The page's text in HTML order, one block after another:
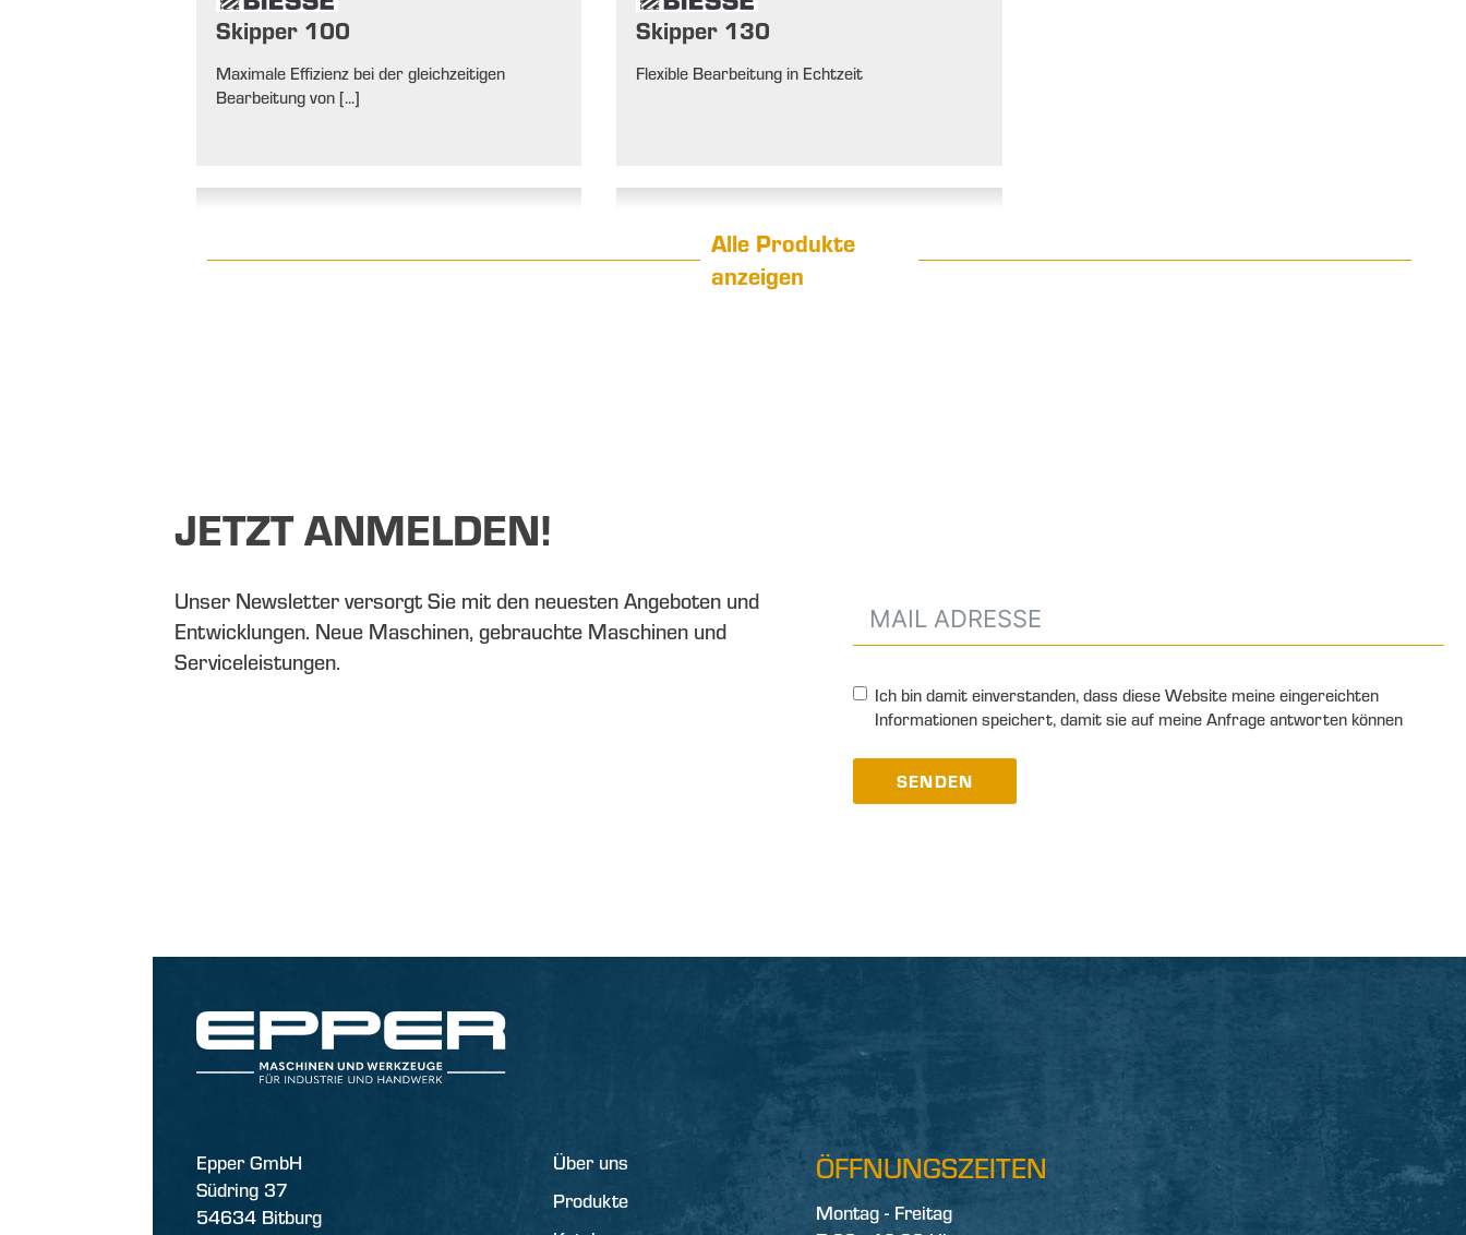
Skipper 100
Maximale Effizienz bei der gleichzeitigen
Bearbeitung von [...]
Skipper 130
Flexible Bearbeitung in Echtzeit
Alle Produkte
anzeigen
JETZT ANMELDEN!
Unser Newsletter versorgt Sie mit den neuesten Angeboten und
Entwicklungen. Neue Maschinen, gebrauchte Maschinen und
Serviceleistungen.
Ich bin damit einverstanden, dass diese Website meine eingereichten
Informationen speichert, damit sie auf meine Anfrage antworten können
SENDEN
Epper GmbH
Südring 37
54634 Bitburg
Über uns
Produkte
ÖFFNUNGSZEITEN
Montag - Freitag